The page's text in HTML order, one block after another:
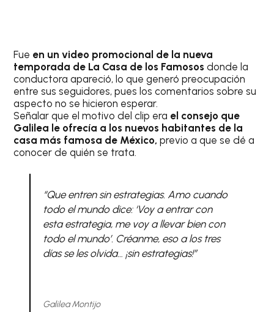
Fue en un video promocional de la nueva
temporada de La Casa de los Famosos donde la
conductora apareció, lo que generó preocupación
entre sus seguidores, pues los comentarios sobre su
aspecto no se hicieron esperar.
Señalar que el motivo del clip era el consejo que
Galilea le ofrecía a los nuevos habitantes de la
casa más famosa de México,previo a que se dé a
conocer de quién se trata.
“Que entren sin estrategias. Amo cuando
todo el mundo dice: ‘Voy a entrar con
esta estrategia, me voy a llevar bien con
todo el mundo’. Créanme, eso a los tres
días se les olvida… ¡sin estrategias!”
Galilea Montijo